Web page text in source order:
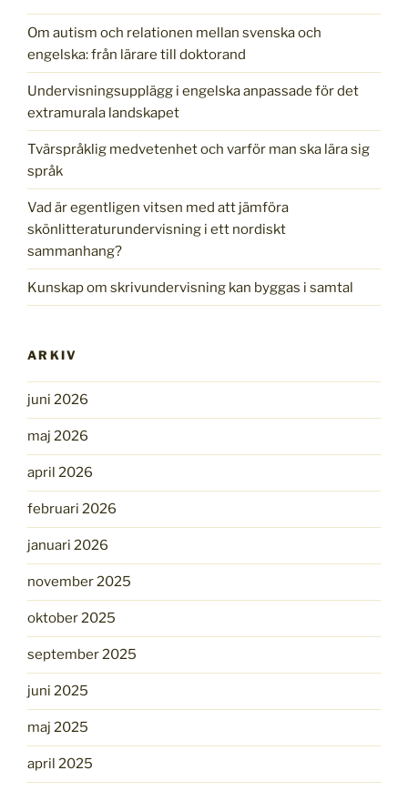
Om autism och relationen mellan svenska och
engelska: från lärare till doktorand
Undervisningsupplägg i engelska anpassade för det
extramurala landskapet
Tvärspråklig medvetenhet och varför man ska lära sig
språk
Vad är egentligen vitsen med att jämföra
skönlitteraturundervisning i ett nordiskt
sammanhang?
Kunskap om skrivundervisning kan byggas i samtal
ARKIV
juni 2026
maj 2026
april 2026
februari 2026
januari 2026
november 2025
oktober 2025
september 2025
juni 2025
maj 2025
april 2025